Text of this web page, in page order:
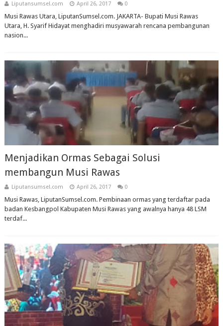
Liputansumsel.com April 26, 2017 0
Musi Rawas Utara, LiputanSumsel.com. JAKARTA- Bupati Musi Rawas
Utara, H. Syarif Hidayat menghadiri musyawarah rencana pembangunan
nasion...
Menjadikan Ormas Sebagai Solusi
membangun Musi Rawas
Liputansumsel.com April 26, 2017 0
Musi Rawas, LiputanSumsel.com. Pembinaan ormas yang terdaftar pada
badan Kesbangpol Kabupaten Musi Rawas yang awalnya hanya 48 LSM
terdaf...